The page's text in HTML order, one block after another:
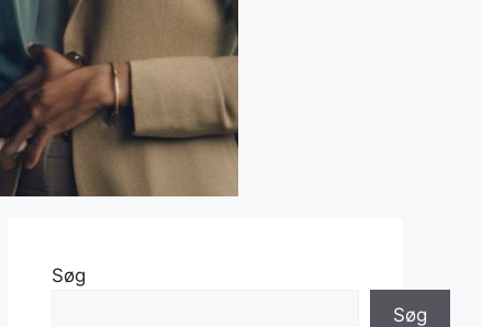
Søg
Søg